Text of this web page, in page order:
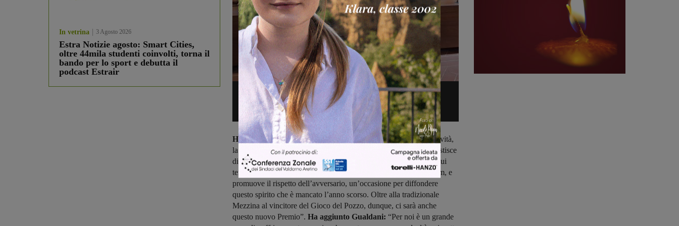
In vetrina 3 Agosto 2026
Estra Notizie agosto: Smart Cities,
oltre 44mila studenti coinvolti, torna il
bando per lo sport e debutta il
podcast Estrair
Ha detto il sindaco, Silvia Chiassai Martini: “Ci sono molte novità,
la nuova Presidente della Rievocazione Storica, il comune che gestisce
direttamente l’organizzazione, ma soprattutto il Premio Lealtà, a cui
tengo particolarmente: l’idea è stata di Daniele Gualdani della Lem, e
promuove il rispetto dell’avversario, un’occasione per diffondere
questo spirito che è mancato l’anno scorso. Oltre alla tradizionale
Mezzina al vincitore del Gioco del Pozzo, dunque, ci sarà anche
questo nuovo Premio”. Ha aggiunto Gualdani: “Per noi è un grande